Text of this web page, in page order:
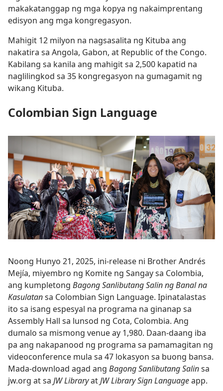
makakatanggap ng mga kopya ng nakaimprentang
edisyon ang mga kongregasyon.
Mahigit 12 milyon na nagsasalita ng Kituba ang
nakatira sa Angola, Gabon, at Republic of the Congo.
Kabilang sa kanila ang mahigit sa 2,500 kapatid na
naglilingkod sa 35 kongregasyon na gumagamit ng
wikang Kituba.
Colombian Sign Language
Noong Hunyo 21, 2025, ini-release ni Brother Andrés
Mejía, miyembro ng Komite ng Sangay sa Colombia,
ang kumpletong Bagong Sanlibutang Salin ng Banal na
Kasulatansa Colombian Sign Language. Ipinatalastas
ito sa isang espesyal na programa na ginanap sa
Assembly Hall sa lunsod ng Cota, Colombia. Ang
dumalo sa mismong venue ay 1,980. Daan-daang iba
pa ang nakapanood ng programa sa pamamagitan ng
videoconference mula sa 47 lokasyon sa buong bansa.
Mada-download agad ang Bagong Sanlibutang Salinsa
jw.org at sa JW LibraryatJW Library Sign Languageapp.